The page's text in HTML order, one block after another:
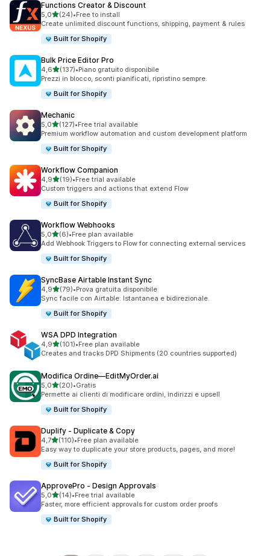
Functions Creator & Discount
5,0stelle su 5
(24)
24 recensioni totali
•Free to install
Create unlimited discount functions, shipping, payment & rules
Built for Shopify
Bulk Price Editor Pro
4,6stelle su 5
(137)
137 recensioni totali
•Piano gratuito disponibile
Prezzi in blocco, sconti pianificati, ripristino sempre.
Built for Shopify
Mechanic
5,0stelle su 5
(127)
127 recensioni totali
•Free trial available
Premium workflow automation and custom development platform
Built for Shopify
Workflow Companion
4,9stelle su 5
(19)
19 recensioni totali
•Free trial available
Custom triggers and actions that extend Flow
Built for Shopify
Workflow Webhooks
5,0stelle su 5
(6)
6 recensioni totali
•Free plan available
Add Webhook Triggers to Flow for connecting external services
Built for Shopify
SyncBase Airtable Instant Sync
4,9stelle su 5
(79)
79 recensioni totali
•Prova gratuita disponibile
Sync facile con Airtable: Istantanea e bidirezionale.
Built for Shopify
WSA DPD Integration
4,9stelle su 5
(101)
101 recensioni totali
•Free plan available
Creates and tracks DPD Shipments (20 countries supported)
Modifica Ordine—EditMyOrder.ai
5,0stelle su 5
(20)
20 recensioni totali
•Gratis
Permette ai clienti di modificare ordini, indirizzi e upsell
Built for Shopify
Duplify ‑ Duplicate & Copy
4,7stelle su 5
(110)
110 recensioni totali
•Free plan available
Easy way to duplicate your store products, pages, and more!
Built for Shopify
ApprovePro ‑ Design Approvals
5,0stelle su 5
(14)
14 recensioni totali
•Free trial available
Faster, more efficient approvals for custom order proofs
Built for Shopify